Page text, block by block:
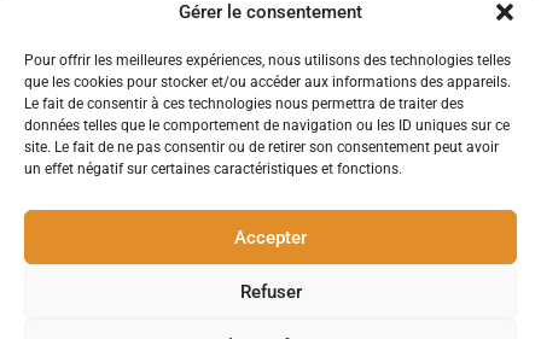
Gérer le consentement
Pour offrir les meilleures expériences, nous utilisons des technologies telles
que les cookies pour stocker et/ou accéder aux informations des appareils.
Le fait de consentir à ces technologies nous permettra de traiter des
données telles que le comportement de navigation ou les ID uniques sur ce
site. Le fait de ne pas consentir ou de retirer son consentement peut avoir
un effet négatif sur certaines caractéristiques et fonctions.
Accepter
Refuser